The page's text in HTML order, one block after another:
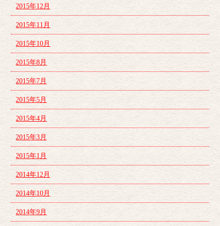
2015年12月
2015年11月
2015年10月
2015年8月
2015年7月
2015年5月
2015年4月
2015年3月
2015年1月
2014年12月
2014年10月
2014年9月